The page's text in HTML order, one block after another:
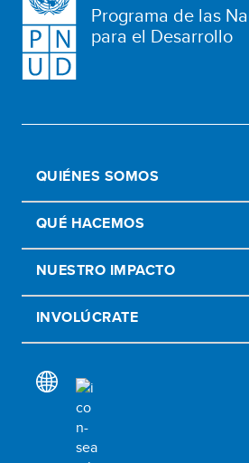
Programa de las
para el Desarrollo
QUIÉNES SOMOS
QUÉ HACEMOS
NUESTRO IMPACTO
INVOLÚCRATE